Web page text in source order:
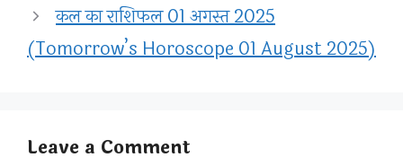
कल का राशिफल 01 अगस्त 2025
(Tomorrow’s Horoscope 01 August 2025)
Leave a Comment